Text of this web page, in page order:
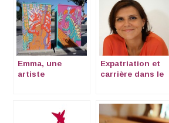
Emma, une
artiste
Expatriation et
carrière dans le